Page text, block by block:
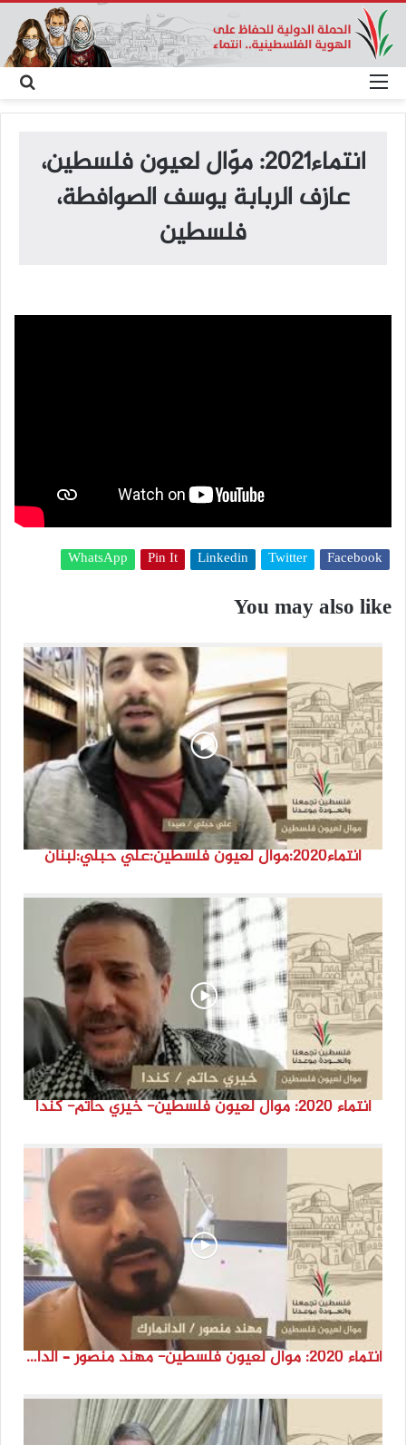
عن
انتماء2021: موّال لعيون فلسطين،
عازف الربابة يوسف الصوافطة،
فلسطين
Facebook
Twitter
Linkedin
Pin It
WhatsApp
You may also like
انتماء2020:موال لعيون فلسطين:علي حبلي:لبنان
انتماء 2020: موال لعيون فلسطين- خيري حاتم- كندا
انتماء 2020: موال لعيون فلسطين- مهند منصور – الدانمارك